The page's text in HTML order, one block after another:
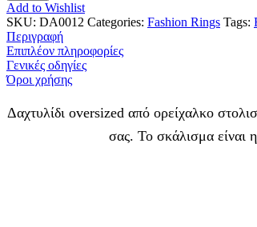
Add to Wishlist
SKU: DA0012 Categories: Fashion Rings Tags:
Περιγραφή
Επιπλέον πληροφορίες
Γενικές οδηγίες
Όροι χρήσης
Δαχτυλίδι oversized από ορείχαλκο
σας. Το σκάλισμα είναι